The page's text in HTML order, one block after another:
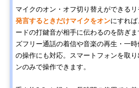
マイクのオン・オフ切り替えができるリ
発言するときだけマイクをオンにすれ
ードの打鍵音が相手に伝わるのを防ぎ
ズフリー通話の着信や音楽の再生・一
の操作にも対応。スマートフォンを取
ンのみで操作できます。